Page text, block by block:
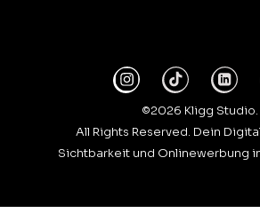
©2026 Kligg Studio.
All Rights Reserved. Dein
Sichtbarkeit und Onlinewerbung